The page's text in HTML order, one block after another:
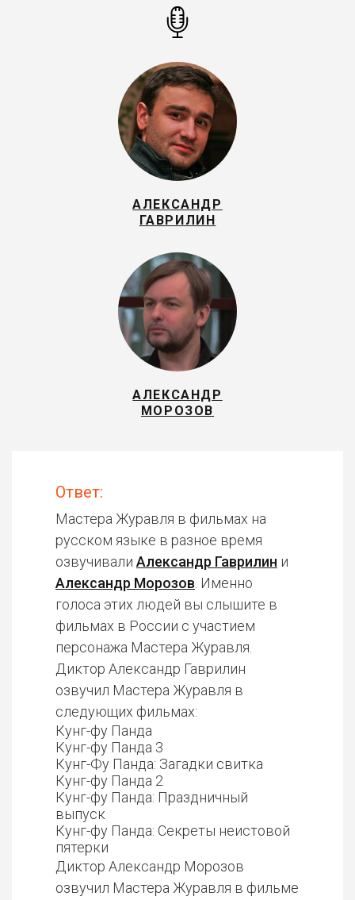
АЛЕКСАНДР
ГАВРИЛИН
АЛЕКСАНДР
МОРОЗОВ
Ответ:
Мастера Журавля в фильмах на
русском языке в разное время
озвучивали Александр Гаврилин и
Александр Морозов . Именно
голоса этих людей вы слышите в
фильмах в России с участием
персонажа Мастера Журавля.
Диктор Александр Гаврилин
озвучил Мастера Журавля в
следующих фильмах:
Кунг-фу Панда
Кунг-фу Панда 3
Кунг-Фу Панда: Загадки свитка
Кунг-фу Панда 2
Кунг-фу Панда: Праздничный
выпуск
Кунг-фу Панда: Секреты неистовой
пятерки
Диктор Александр Морозов
озвучил Мастера Журавля в фильме